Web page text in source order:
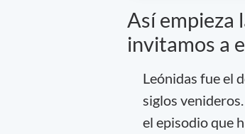
Así empieza
invitamos a
Leónidas fue el
siglos
el episodio que